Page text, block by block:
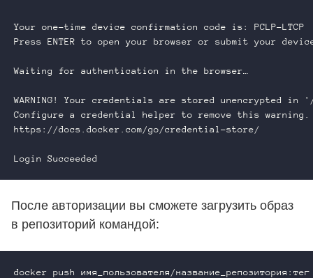
Your one-time device confirmation code is: PCLP-LTCP
Press ENTER to open your browser or submit your
Waiting for authentication in the browser…
WARNING! Your credentials are stored unencrypted
Configure a credential helper to remove this warning.
https://docs.docker.com/go/credential-store/
После авторизации вы сможете загрузить образ
в репозиторий командой: